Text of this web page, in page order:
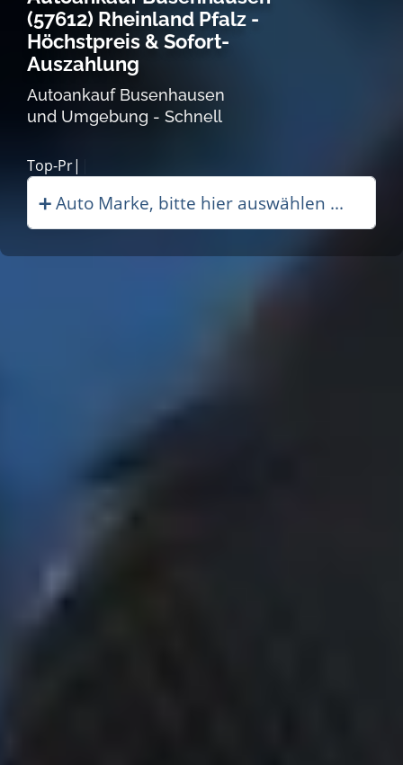
(57612) Rheinland Pfalz -
Höchstpreis & Sofort-
Auszahlung
Autoankauf Busenhausen
und Umgebung - Schnell
Autoanka|